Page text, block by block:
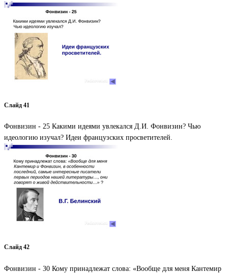
Слайд 41
Фонвизин - 25 Какими идеями увлекался Д.И. Фонвизин? Чью
идеологию изучал? Идеи французских просветителей.
Слайд 42
Фонвизин - 30 Кому принадлежат слова: «Вообще для меня Кантемир